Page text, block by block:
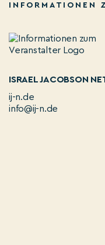
INFORMATIONEN
ISRAEL JACOBSON
ij-n.de
info@ij-n.de